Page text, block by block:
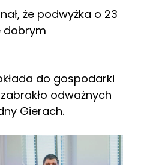
że podwyżka o 23
dobrym
do gospodarki
odważnych
Gierach.